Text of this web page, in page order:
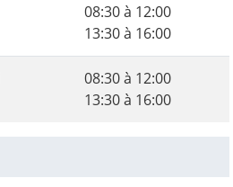
08:30 à 12:00
13:30 à 16:00
08:30 à 12:00
13:30 à 16:00